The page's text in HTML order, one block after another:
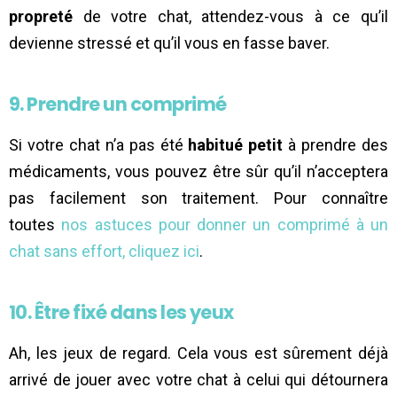
propreté de votre chat, attendez-vous à ce qu’il
devienne stressé et qu’il vous en fasse baver.
9. Prendre un comprimé
Si votre chat n’a pas été habitué petit à prendre des
médicaments, vous pouvez être sûr qu’il n’acceptera
pas facilement son traitement. Pour connaître
toutes nos astuces pour donner un comprimé à un
chat sans effort, cliquez ici.
10. Être fixé dans les yeux
Ah, les jeux de regard. Cela vous est sûrement déjà
arrivé de jouer avec votre chat à celui qui détournera